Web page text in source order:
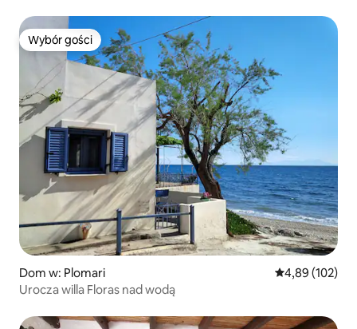
Wybór gości
Wybór gości
Dom w: Plomari Średnia
4,89 (102)
Urocza willa Floras nad wodą